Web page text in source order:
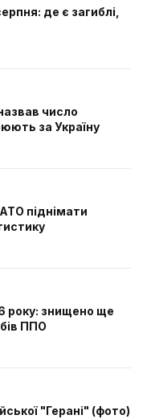
де є загиблі,
число
за Україну
піднімати
року: знищено ще
ППО
"Герані" (фото)